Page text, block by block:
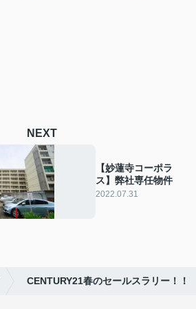
NEXT
【妙蓮寺コーポラ
ス】弊社専任物件
2022.07.31
CENTURY21春のセールスラリー！！